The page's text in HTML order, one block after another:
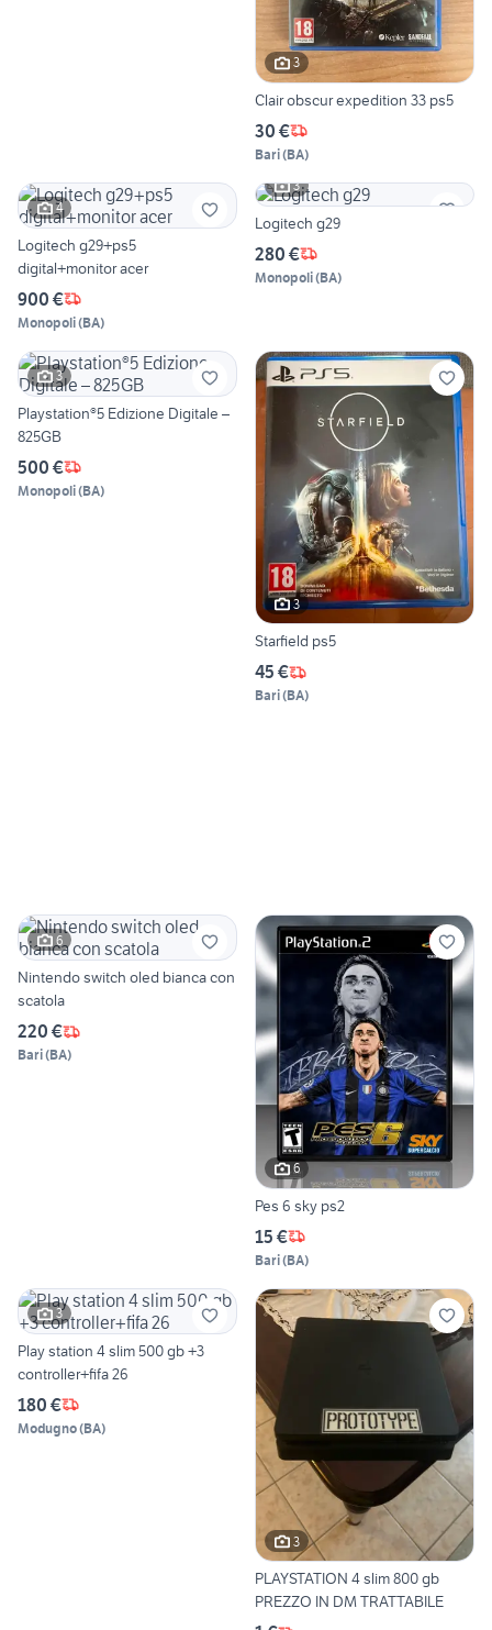
3
Clair obscur expedition 33 ps5
30 €
Bari(BA)
4
Logitech g29+ps5
digital+monitor acer
900 €
Monopoli(BA)
3
Logitech g29
280 €
Monopoli(BA)
3
Playstation®5 Edizione Digitale –
825GB
500 €
Monopoli(BA)
3
Starfield ps5
45 €
Bari(BA)
6
Nintendo switch oled bianca con
scatola
220 €
Bari(BA)
6
Pes 6 sky ps2
15 €
Bari(BA)
3
Play station 4 slim 500 gb +3
controller+fifa 26
180 €
Modugno(BA)
3
PLAYSTATION 4 slim 800 gb
PREZZO IN DM TRATTABILE